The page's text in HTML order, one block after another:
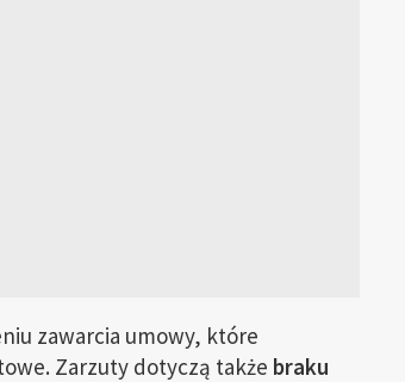
zawarcia umowy, które
Zarzuty dotyczą także braku